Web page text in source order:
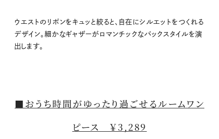
ウエストのリボンをキュッと絞ると、自在にシルエットをつくれる
デザイン。細かなギャザーがロマンチックなバックスタイルを演
出します。
■おうち時間がゆったり過ごせるルームワン
ピース ￥3,289